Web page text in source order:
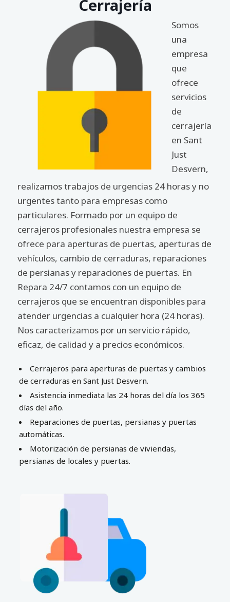
Cerrajería
Somos
una
empresa
que
ofrece
servicios
de
cerrajería
en Sant
Just
Desvern,
realizamos trabajos de urgencias 24 horas y no
urgentes tanto para empresas como
particulares. Formado por un equipo de
cerrajeros profesionales nuestra empresa se
ofrece para aperturas de puertas, aperturas de
vehículos, cambio de cerraduras, reparaciones
de persianas y reparaciones de puertas. En
Repara 24/7 contamos con un equipo de
cerrajeros que se encuentran disponibles para
atender urgencias a cualquier hora (24 horas).
Nos caracterizamos por un servicio rápido,
eficaz, de calidad y a precios económicos.
Cerrajeros para aperturas de puertas y cambios
de cerraduras en Sant Just Desvern.
Asistencia inmediata las 24 horas del día los 365
días del año.
Reparaciones de puertas, persianas y puertas
automáticas.
Motorización de persianas de viviendas,
persianas de locales y puertas.